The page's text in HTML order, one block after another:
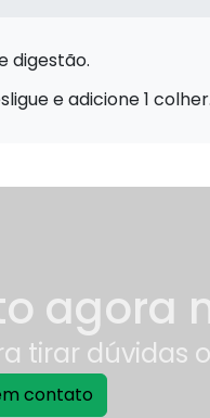
digestão.
e adicione 1 colher.
agora
tirar dúvidas
contato